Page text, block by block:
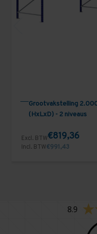
Grootvakstelling
(HxLxD) - 2 niveaus
Excl. BTW€819,36
Incl. BTW€991,43
8.9